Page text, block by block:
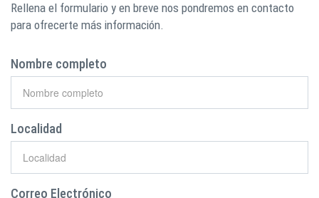
Rellena el formulario y en breve nos pondremos en contacto
para ofrecerte más información.
Nombre completo
Localidad
Correo Electrónico